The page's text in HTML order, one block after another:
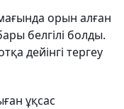
орын алған
белгілі болды.
дейінгі тергеу
ұқсас